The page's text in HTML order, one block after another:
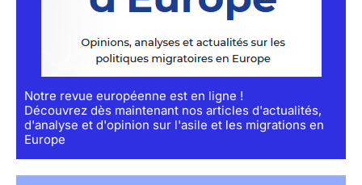
Notre revue européenne est en ligne !
Découvrez dès maintenant nos articles d'actualités,
d'analyse et d'opinion sur l'asile et les migrations en
Europe